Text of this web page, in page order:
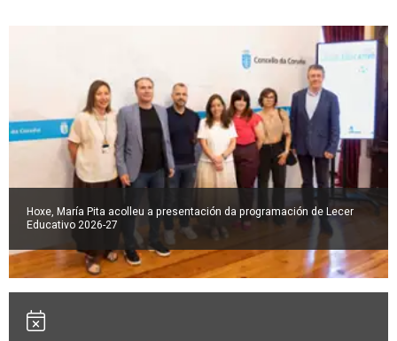
Hoxe, María Pita acolleu a presentación da programación de Lecer
Educativo 2026-27